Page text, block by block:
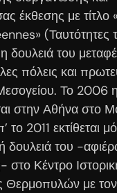
έκθεσης με
(Ταυτότητες
δουλειά του
πόλεις και
Το 2006 η
στην Αθήνα στο
το 2011 εκτίθεται
δουλειά του -
Κέντρο
με τον